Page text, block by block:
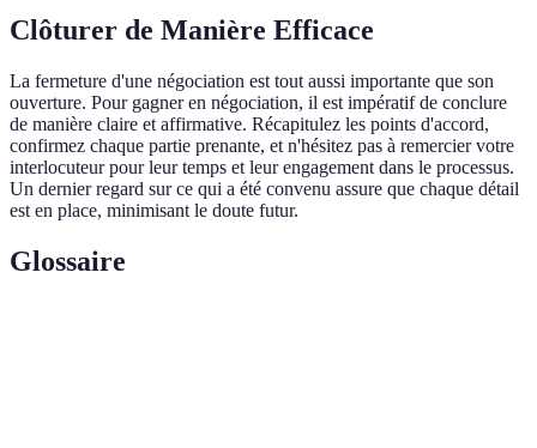
Clôturer de Manière Efficace
La fermeture d'une négociation est tout aussi importante que son
ouverture. Pour gagner en négociation, il est impératif de conclure
de manière claire et affirmative. Récapitulez les points d'accord,
confirmez chaque partie prenante, et n'hésitez pas à remercier votre
interlocuteur pour leur temps et leur engagement dans le processus.
Un dernier regard sur ce qui a été convenu assure que chaque détail
est en place, minimisant le doute futur.
Glossaire